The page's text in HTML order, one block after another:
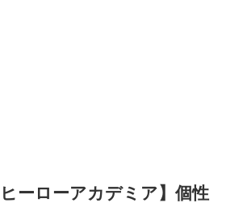
ヒーローアカデミア】個性